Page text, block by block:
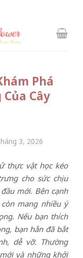
Phá
Của Cây
3, 2026
thực vật học kéo
cho sức chịu
mới. Bên cạnh
mang nhiều ý
Nếu bạn thích
bạn hẳn đã bắt
dễ vỡ. Thường
và những khởi